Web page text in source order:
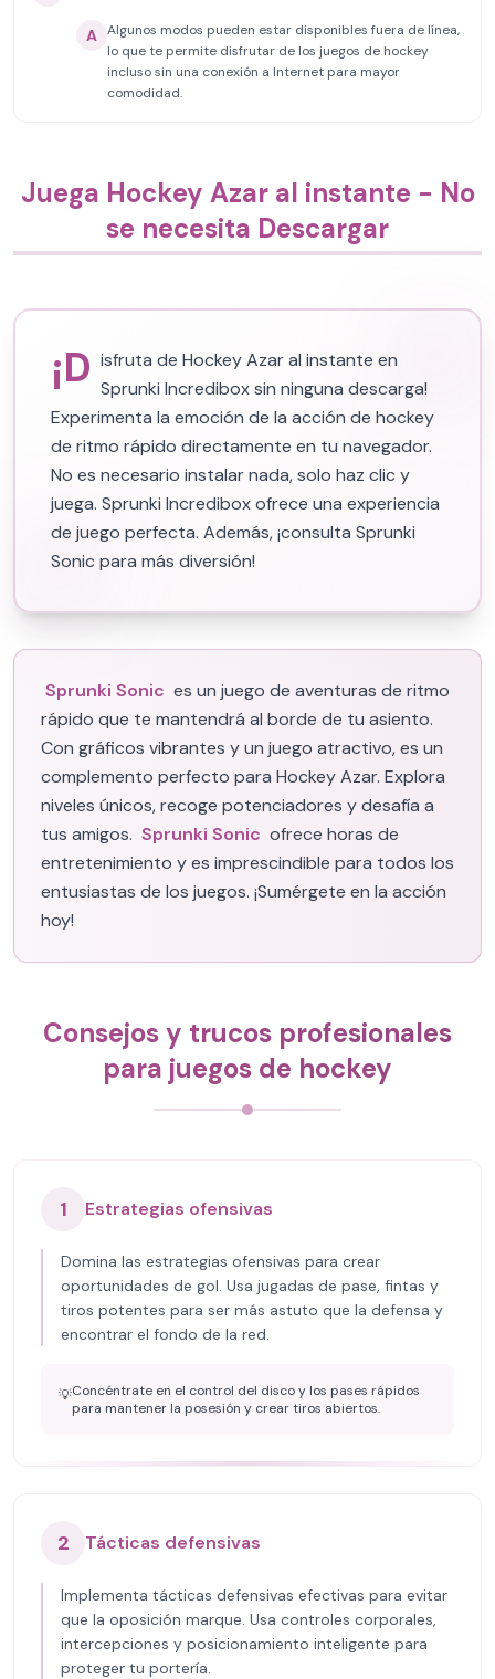
A Algunos modos pueden estar disponibles fuera de línea,
lo que te permite disfrutar de los juegos de hockey
incluso sin una conexión a Internet para mayor
comodidad.
Juega Hockey Azar al instante - No
se necesita Descargar
¡D isfruta de Hockey Azar al instante en
Sprunki Incredibox sin ninguna descarga!
Experimenta la emoción de la acción de hockey
de ritmo rápido directamente en tu navegador.
No es necesario instalar nada, solo haz clic y
juega. Sprunki Incredibox ofrece una experiencia
de juego perfecta. Además, ¡consulta Sprunki
Sonic para más diversión!
Sprunki Sonic es un juego de aventuras de ritmo
rápido que te mantendrá al borde de tu asiento.
Con gráficos vibrantes y un juego atractivo, es un
complemento perfecto para Hockey Azar. Explora
niveles únicos, recoge potenciadores y desafía a
tus amigos. Sprunki Sonic ofrece horas de
entretenimiento y es imprescindible para todos los
entusiastas de los juegos. ¡Sumérgete en la acción
hoy!
Consejos y trucos profesionales
para juegos de hockey
1 Estrategias ofensivas
Domina las estrategias ofensivas para crear
oportunidades de gol. Usa jugadas de pase, fintas y
tiros potentes para ser más astuto que la defensa y
encontrar el fondo de la red.
💡Concéntrate en el control del disco y los pases rápidos
para mantener la posesión y crear tiros abiertos.
2 Tácticas defensivas
Implementa tácticas defensivas efectivas para evitar
que la oposición marque. Usa controles corporales,
intercepciones y posicionamiento inteligente para
proteger tu portería.